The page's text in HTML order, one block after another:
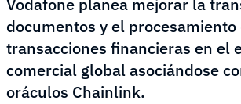
Vodafone planea mejorar la
documentos y el procesamiento
transacciones financieras en el
comercial global asociándose
oráculos Chainlink.